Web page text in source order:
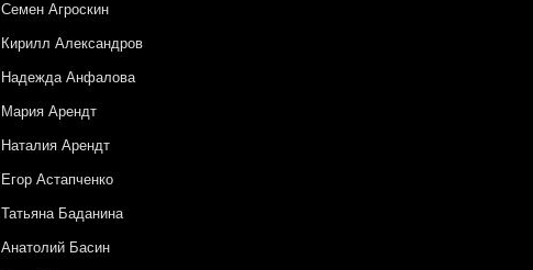
Семен Агроскин
Кирилл Александров
Надежда Анфалова
Мария Арендт
Наталия Арендт
Егор Астапченко
Татьяна Баданина
Анатолий Басин